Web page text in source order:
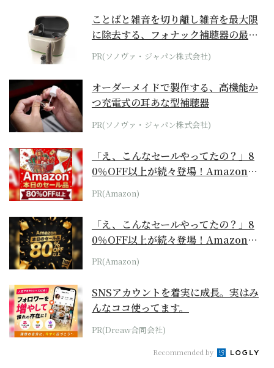
ことばと雑音を切り離し雑音を最大限
に除去する、フォナック補聴器の最上
位モデル
PR(ソノヴァ・ジャパン株式会社)
オーダーメイドで製作する、高機能か
つ充電式の耳あな型補聴器
PR(ソノヴァ・ジャパン株式会社)
「え、こんなセールやってたの？」8
0％OFF以上が続々登場！Amazonの
本気が...
PR(Amazon)
「え、こんなセールやってたの？」8
0％OFF以上が続々登場！Amazonの
本気が...
PR(Amazon)
SNSアカウントを着実に成長。実はみ
んなココ使ってます。
PR(Dreaw合同会社)
Recommended by